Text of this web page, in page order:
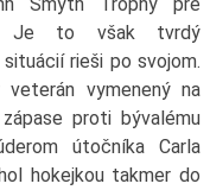
Je to však tvrdý
rieši po svojom.
vymenený na
proti bývalému
útočníka Carla
hokejkou takmer do